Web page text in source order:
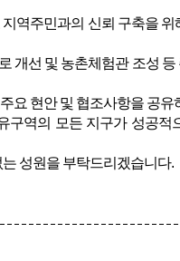
역주민과의 신뢰 구축을
개선 및 농촌체험관 조성
요 현안 및 협조사항을 공
역의 모든 지구가 성공적
성원을 부탁드리겠습니다.